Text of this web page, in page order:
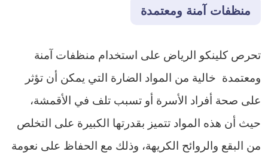
منظفات آمنة ومعتمدة
تحرص كلينكو الرياض على استخدام منظفات آمنة
ومعتمدة خالية من المواد الضارة التي يمكن أن تؤثر
على صحة أفراد الأسرة أو تسبب تلف في الأقمشة،
حيث أن هذه المواد تتميز بقدرتها الكبيرة على التخلص
من البقع والروائح الكريهة، وذلك مع الحفاظ على نعومة